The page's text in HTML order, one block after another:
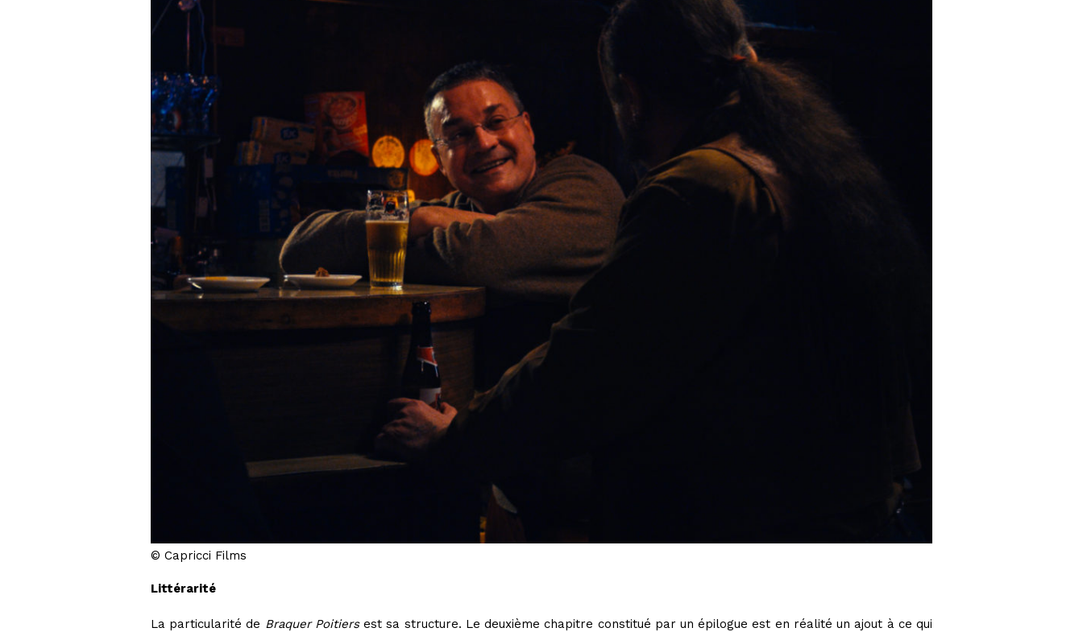
© Capricci Films
Littérarité
La particularité de Braquer Poitiersest sa structure. Le deuxième chapitre constitué par un épilogue est en réalité un ajout à ce qui